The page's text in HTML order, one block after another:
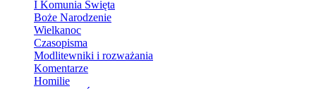
I Komunia Święta
Boże Narodzenie
Wielkanoc
Czasopisma
Modlitewniki i rozważania
Komentarze
Homilie